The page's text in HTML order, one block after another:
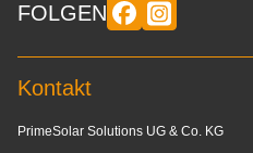
FOLGEN
Kontakt
PrimeSolar Solutions UG & Co. KG